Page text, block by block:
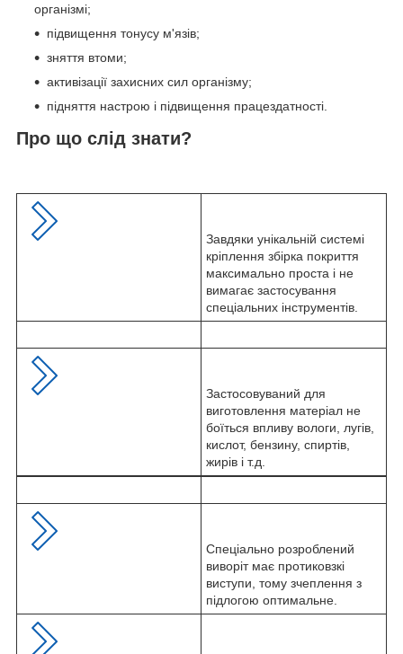
організмі;
підвищення тонусу м'язів;
зняття втоми;
активізації захисних сил організму;
підняття настрою і підвищення працездатності.
Про що слід знати?
Завдяки унікальній системі
кріплення збірка покриття
максимально проста і не
вимагає застосування
спеціальних інструментів.
Застосовуваний для
виготовлення матеріал не
боїться впливу вологи, лугів,
кислот, бензину, спиртів,
жирів і т.д.
Спеціально розроблений
виворіт має протиковзкі
виступи, тому зчеплення з
підлогою оптимальне.